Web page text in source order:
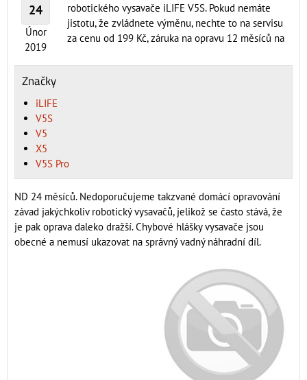
24
Únor
2019
Značky
iLIFE
V5S
V5
X5
V5S Pro
robotického vysavače iLIFE V5S. Pokud nemáte
jistotu, že zvládnete výměnu, nechte to na servisu
za cenu od 199 Kč, záruka na opravu 12 měsíců na
ND 24 měsíců. Nedoporučujeme takzvané domácí opravování
závad jakýchkoliv robotický vysavačů, jelikož se často stává, že
je pak oprava daleko dražší. Chybové hlášky vysavače jsou
obecné a nemusí ukazovat na správný vadný náhradní díl.